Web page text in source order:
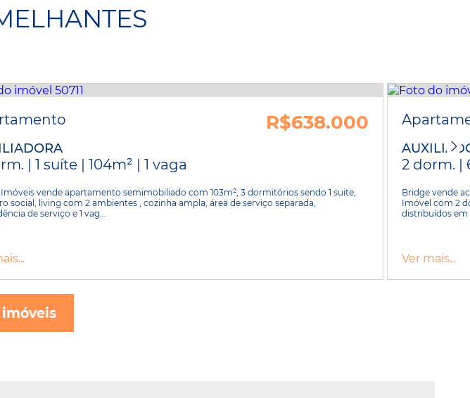
R$638.000
| 1 suíte | 104m² | 1 vaga
vende apartamento semimobiliado com 103m², 3 dormitórios sendo 1 suite,
social, living com 2 ambientes , cozinha ampla, área de serviço separada,
de serviço e 1 vag...
2 dorm. |
Bridge vende
Imóvel com 2
distribuídos em
Ver mais...